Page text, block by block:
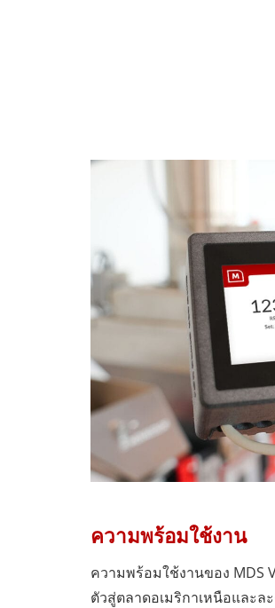
ความพร้อมใช้งาน
ความพร้อมใช้งานของ MDS
ตัวสู่ตลาดอเมริกาเหนือและล